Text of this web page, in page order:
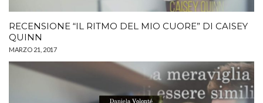
RECENSIONE “IL RITMO DEL MIO CUORE” DI CAISEY
QUINN
MARZO 21, 2017